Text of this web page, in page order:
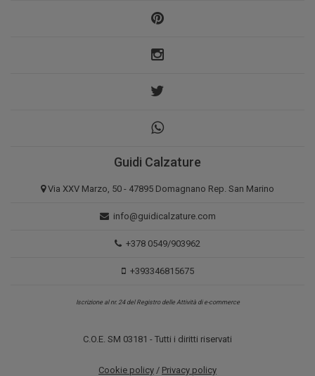
Guidi Calzature
Via XXV Marzo, 50 - 47895 Domagnano Rep. San Marino
info@guidicalzature.com
+378 0549/903962
+393346815675
Iscrizione al nr. 24 del Registro delle Attività di e-commerce
C.O.E. SM 03181 - Tutti i diritti riservati
Cookie policy / Privacy policy